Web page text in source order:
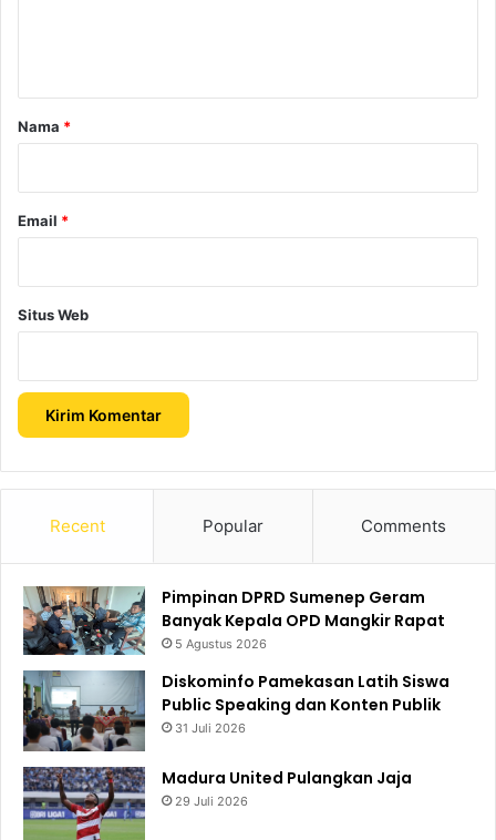
rNama *
Email *
Situs Web
Recent Popular Comments
Pimpinan DPRD Sumenep Geram
Banyak Kepala OPD Mangkir Rapat
5 Agustus 2026
Diskominfo Pamekasan Latih Siswa
Public Speaking dan Konten Publik
31 Juli 2026
Madura United Pulangkan Jaja
29 Juli 2026